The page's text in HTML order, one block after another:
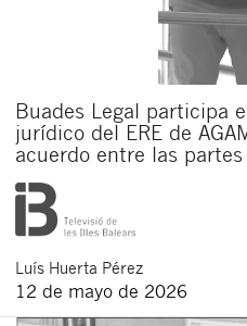
Buades Legal participa
jurídico del ERE de
acuerdo entre las partes
Luís Huerta Pérez
12 de mayo de 2026